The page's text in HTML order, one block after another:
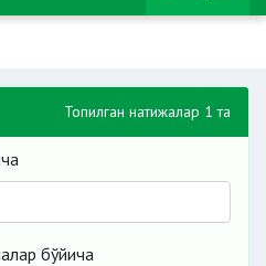
Топилган натижалар 1 та
бўйича